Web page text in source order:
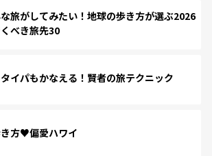
旅がしてみたい！地球の歩き方が選ぶ2026
べき旅先30
イパもかなえる！賢者の旅テクニック
方♥偏愛ハワイ